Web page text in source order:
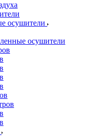
осушители
осушители